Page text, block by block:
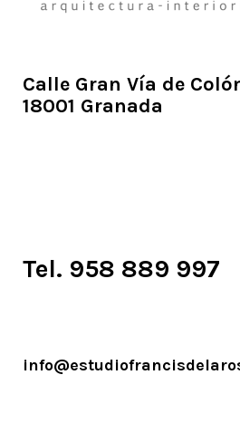
Calle Gran Vía de
18001 Granada
Tel. 958 889 997